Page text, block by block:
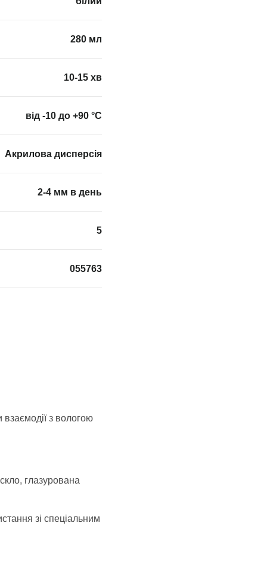
280 мл
10-15 хв
від -10 до +90 °С
Акрилова дисперсія
2-4 мм в день
5
055763
з вологою
глазурована
зі спеціальним